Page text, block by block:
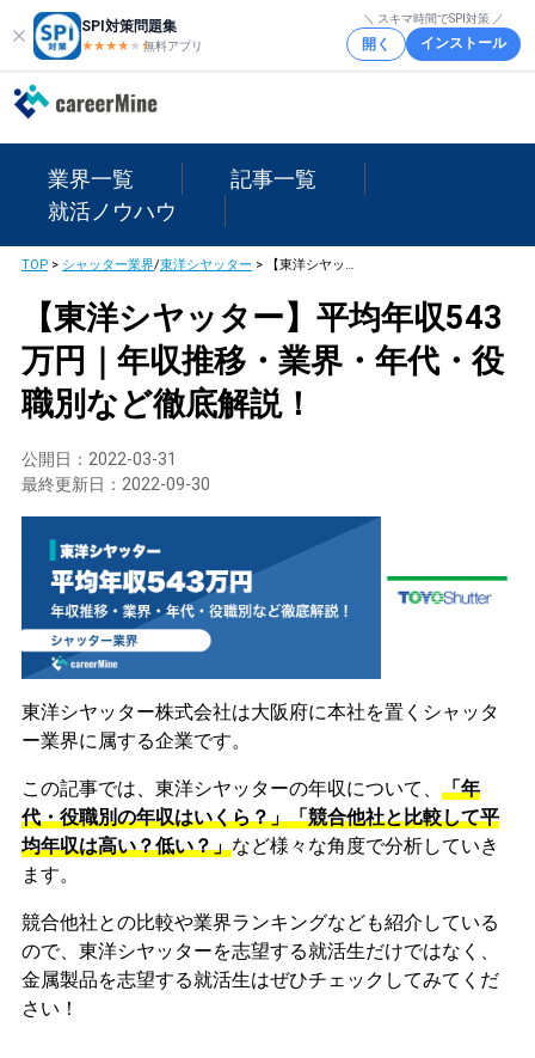
SPI対策問題集
★★★★ ★★
無料アプリ
＼ スキマ時間でSPI対策 ／
開く インストール
業界一覧
記事一覧
就活ノウハウ
TOP> シャッター業界/東洋シヤッター > 【東洋シヤッター】平均年収543万円｜年収推移・業界・年代・役職別など徹底解説！
【東洋シヤッター】平均年収543
万円｜年収推移・業界・年代・役
職別など徹底解説！
公開日： 2022-03-31
最終更新日： 2022-09-30
東洋シヤッター株式会社は大阪府に本社を置くシャッタ
ー業界に属する企業です。
この記事では、東洋シヤッターの年収について、 「年
代・役職別の年収はいくら？」「競合他社と比較して平
均年収は高い？低い？」など様々な角度で分析していき
ます。
競合他社との比較や業界ランキングなども紹介している
ので、東洋シヤッターを志望する就活生だけではなく、
金属製品を志望する就活生はぜひチェックしてみてくだ
さい！